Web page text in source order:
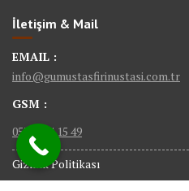
İletişim & Mail
EMAIL :
info@gumustasfirinustasi.com.tr
GSM :
0535 884 15 49
Gizlilik Politikası